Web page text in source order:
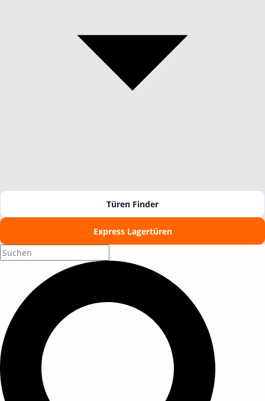
Türen Finder
Express Lagertüren